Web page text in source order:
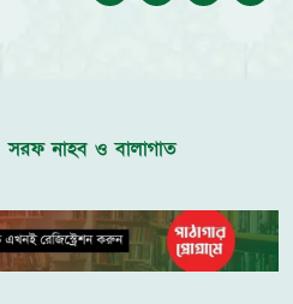
সরফ নাহব ও বালাগাত